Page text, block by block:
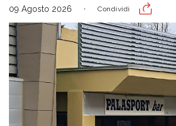
09 Agosto 2026 Condividi